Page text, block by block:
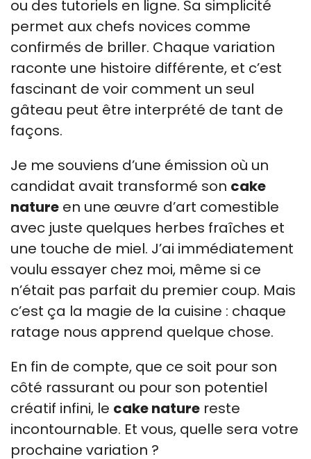
ou des tutoriels en ligne. Sa simplicité
permet aux chefs novices comme
confirmés de briller. Chaque variation
raconte une histoire différente, et c’est
fascinant de voir comment un seul
gâteau peut être interprété de tant de
façons.
Je me souviens d’une émission où un
candidat avait transformé son cake
nature en une œuvre d’art comestible
avec juste quelques herbes fraîches et
une touche de miel. J’ai immédiatement
voulu essayer chez moi, même si ce
n’était pas parfait du premier coup. Mais
c’est ça la magie de la cuisine : chaque
ratage nous apprend quelque chose.
En fin de compte, que ce soit pour son
côté rassurant ou pour son potentiel
créatif infini, le cake nature reste
incontournable. Et vous, quelle sera votre
prochaine variation ?